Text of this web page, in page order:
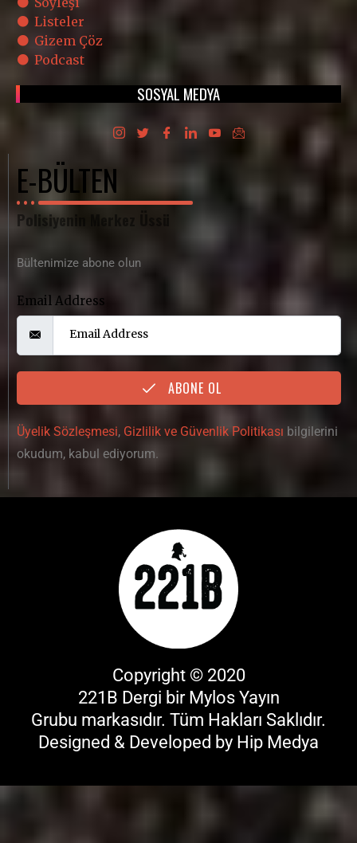
Listeler
Gizem Çöz
Podcast
SOSYAL MEDYA
E-BÜLTEN
Polisiyenin Merkez Üssü
Bültenimize abone olun
Email Address
ABONE OL
Üyelik Sözleşmesi, Gizlilik ve Güvenlik Politikası bilgilerini
okudum, kabul ediyorum.
Copyright © 2020
221B Dergi bir Mylos Yayın
Grubu markasıdır. Tüm Hakları Saklıdır.
Designed & Developed by Hip Medya